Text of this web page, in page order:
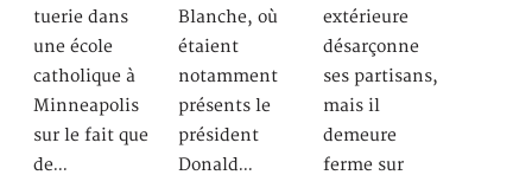
tuerie dans
une école
catholique à
Minneapolis
sur le fait que
de…
Blanche, où
étaient
notamment
présents le
président
Donald…
extérieure
désarçonne
ses partisans,
mais il
demeure
ferme sur